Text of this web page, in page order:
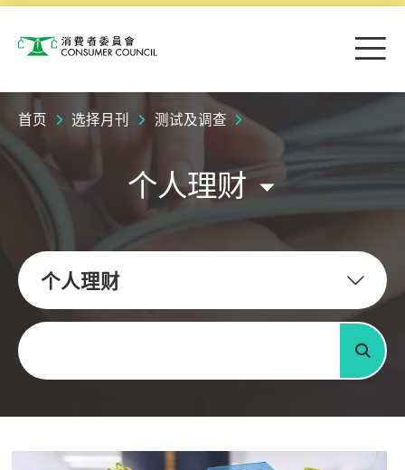
消费者委员会 目
首页 选择月刊 测试及调查
个人理财
个人理财
关键字
搜寻